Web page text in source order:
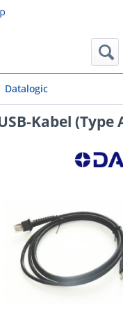
Datalogic
Kabel (Type